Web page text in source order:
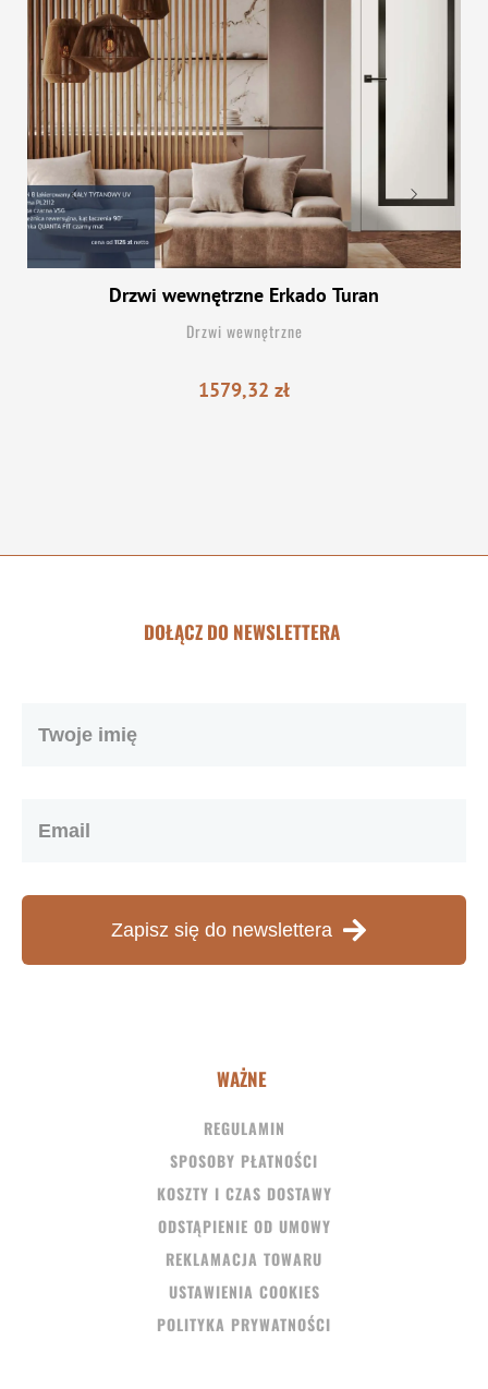
Drzwi wewnętrzne Erkado Turan
Drzwi wewnętrzne
zł
1579,32
DOŁĄCZ DO NEWSLETTERA
Zapisz się do newslettera
WAŻNE
REGULAMIN
SPOSOBY PŁATNOŚCI
KOSZTY I CZAS DOSTAWY
ODSTĄPIENIE OD UMOWY
REKLAMACJA TOWARU
USTAWIENIA COOKIES
POLITYKA PRYWATNOŚCI